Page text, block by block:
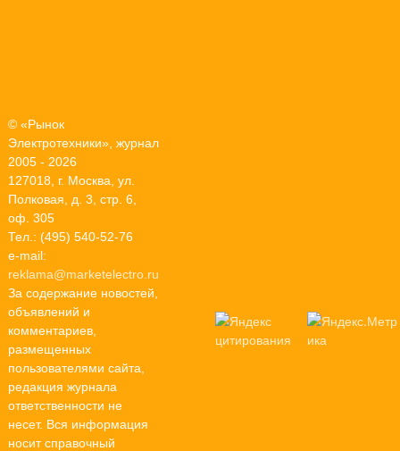
© «Рынок
Электротехники», журнал
2005 - 2026
127018, г. Москва, ул.
Полковая, д. 3, стр. 6,
оф. 305
Тел.: (495) 540-52-76
e-mail:
reklama@marketelectro.ru
За содержание новостей,
объявлений и
комментариев,
размещенных
пользователями сайта,
редакция журнала
ответственности не
несет. Вся информация
носит справочный